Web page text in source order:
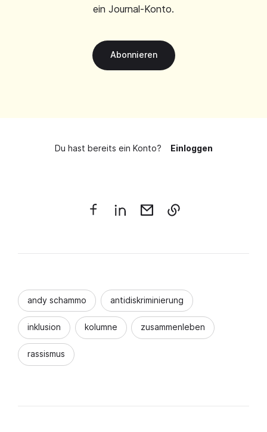
ein Journal-Konto.
Abonnieren
Du hast bereits ein Konto? Einloggen
andy schammo antidiskriminierung
inklusion kolumne zusammenleben
rassismus